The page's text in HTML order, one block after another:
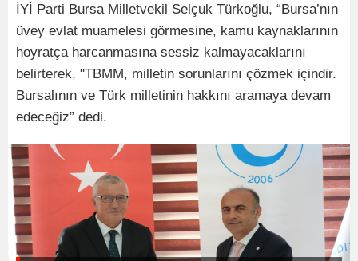
İYİ Parti Bursa Milletvekil Selçuk Türkoğlu, “Bursa’nın
üvey evlat muamelesi görmesine, kamu kaynaklarının
hoyratça harcanmasına sessiz kalmayacaklarını
belirterek, "TBMM, milletin sorunlarını çözmek içindir.
Bursalının ve Türk milletinin hakkını aramaya devam
edeceğiz” dedi.